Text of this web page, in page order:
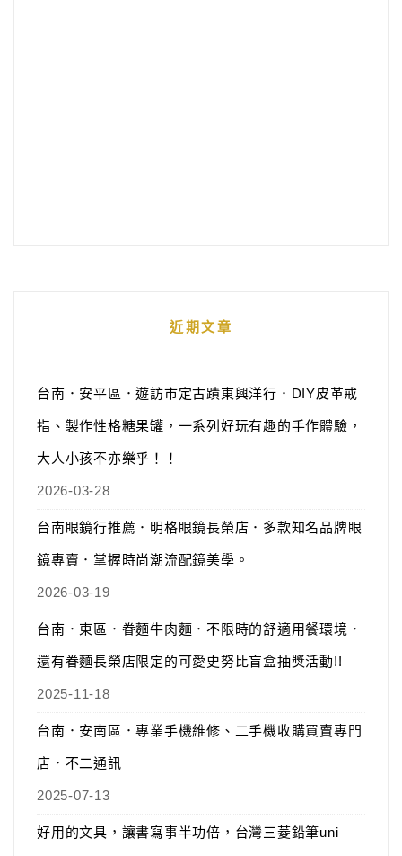
近期文章
台南．安平區．遊訪市定古蹟東興洋行．DIY皮革戒
指、製作性格糖果罐，一系列好玩有趣的手作體驗，
大人小孩不亦樂乎！！
2026-03-28
台南眼鏡行推薦．明格眼鏡長榮店．多款知名品牌眼
鏡專賣．掌握時尚潮流配鏡美學。
2026-03-19
台南．東區．眷麵牛肉麵．不限時的舒適用餐環境．
還有眷麵長榮店限定的可愛史努比盲盒抽獎活動!!
2025-11-18
台南．安南區．專業手機維修、二手機收購買賣專門
店．不二通訊
2025-07-13
好用的文具，讓書寫事半功倍，台灣三菱鉛筆uni